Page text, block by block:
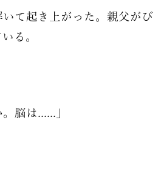
て起き上がった。親父がび
る。
脳は......」